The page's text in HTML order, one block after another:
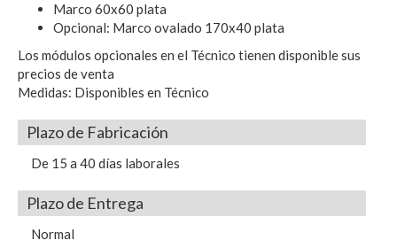
Marco 60x60 plata
Opcional: Marco ovalado 170x40 plata
Los módulos opcionales en el Técnico tienen disponible sus
precios de venta
Medidas: Disponibles en Técnico
Plazo de Fabricación
De 15 a 40 días laborales
Plazo de Entrega
Normal